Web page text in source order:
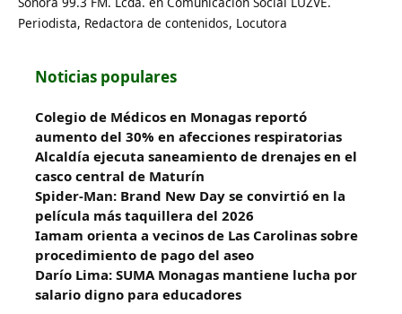
Periodista, Redactora de contenidos, Locutora
Noticias populares
Colegio de Médicos en Monagas reportó
aumento del 30% en afecciones respiratorias
Alcaldía ejecuta saneamiento de drenajes en el
casco central de Maturín
Spider-Man: Brand New Day se convirtió en la
película más taquillera del 2026
Iamam orienta a vecinos de Las Carolinas sobre
procedimiento de pago del aseo
Darío Lima: SUMA Monagas mantiene lucha por
salario digno para educadores